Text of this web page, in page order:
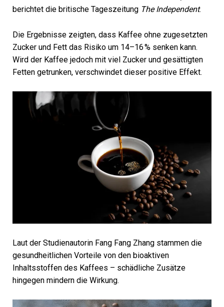
berichtet die britische Tageszeitung The Independent.
Die Ergebnisse zeigten, dass Kaffee ohne zugesetzten
Zucker und Fett das Risiko um 14–16 % senken kann.
Wird der Kaffee jedoch mit viel Zucker und gesättigten
Fetten getrunken, verschwindet dieser positive Effekt.
Laut der Studienautorin Fang Fang Zhang stammen die
gesundheitlichen Vorteile von den bioaktiven
Inhaltsstoffen des Kaffees – schädliche Zusätze
hingegen mindern die Wirkung.